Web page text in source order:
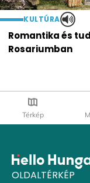
KULTÚRA
Romantika és
Rosariumban
Térkép
OLDALTÉRKÉP